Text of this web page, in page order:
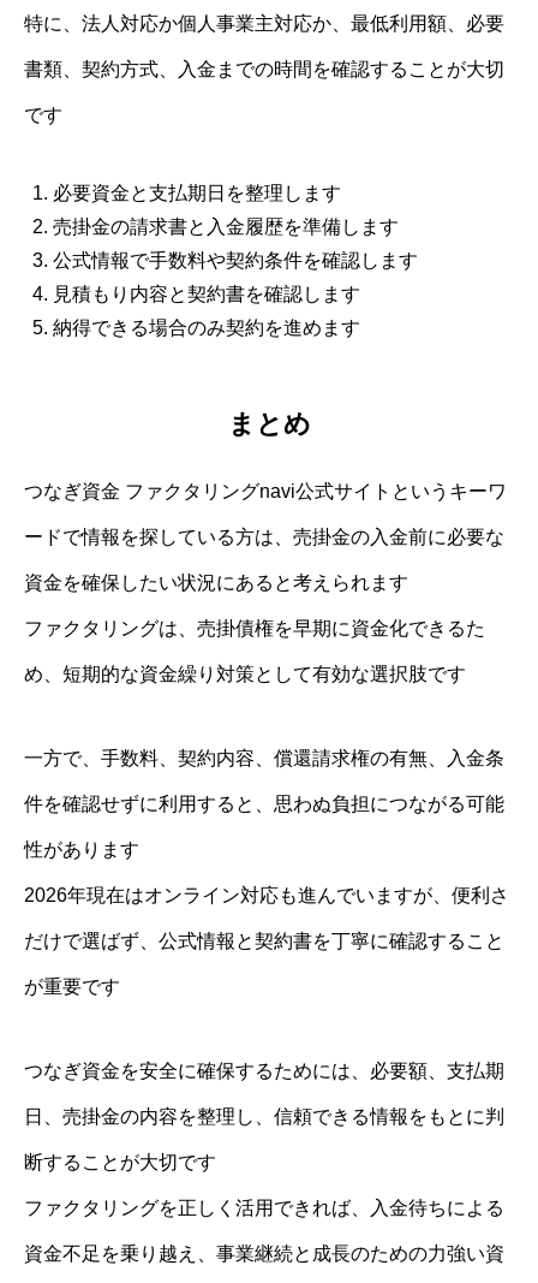
特に、法人対応か個人事業主対応か、最低利用額、必要
書類、契約方式、入金までの時間を確認することが大切
です
必要資金と支払期日を整理します
売掛金の請求書と入金履歴を準備します
公式情報で手数料や契約条件を確認します
見積もり内容と契約書を確認します
納得できる場合のみ契約を進めます
まとめ
つなぎ資金 ファクタリングnavi公式サイトというキーワ
ードで情報を探している方は、売掛金の入金前に必要な
資金を確保したい状況にあると考えられます
ファクタリングは、売掛債権を早期に資金化できるた
め、短期的な資金繰り対策として有効な選択肢です
一方で、手数料、契約内容、償還請求権の有無、入金条
件を確認せずに利用すると、思わぬ負担につながる可能
性があります
2026年現在はオンライン対応も進んでいますが、便利さ
だけで選ばず、公式情報と契約書を丁寧に確認すること
が重要です
つなぎ資金を安全に確保するためには、必要額、支払期
日、売掛金の内容を整理し、信頼できる情報をもとに判
断することが大切です
ファクタリングを正しく活用できれば、入金待ちによる
資金不足を乗り越え、事業継続と成長のための力強い資